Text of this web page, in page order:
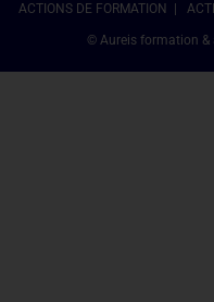
ACTIONS DE FORMATION |
© Aureis formation &